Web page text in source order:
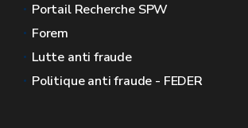
Portail Recherche SPW
Forem
Lutte anti fraude
Politique anti fraude - FEDER